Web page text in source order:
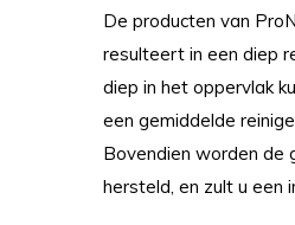
De producten van
resulteert in een diep
diep in het oppervlak
een gemiddelde
Bovendien worden de
hersteld, en zult u een